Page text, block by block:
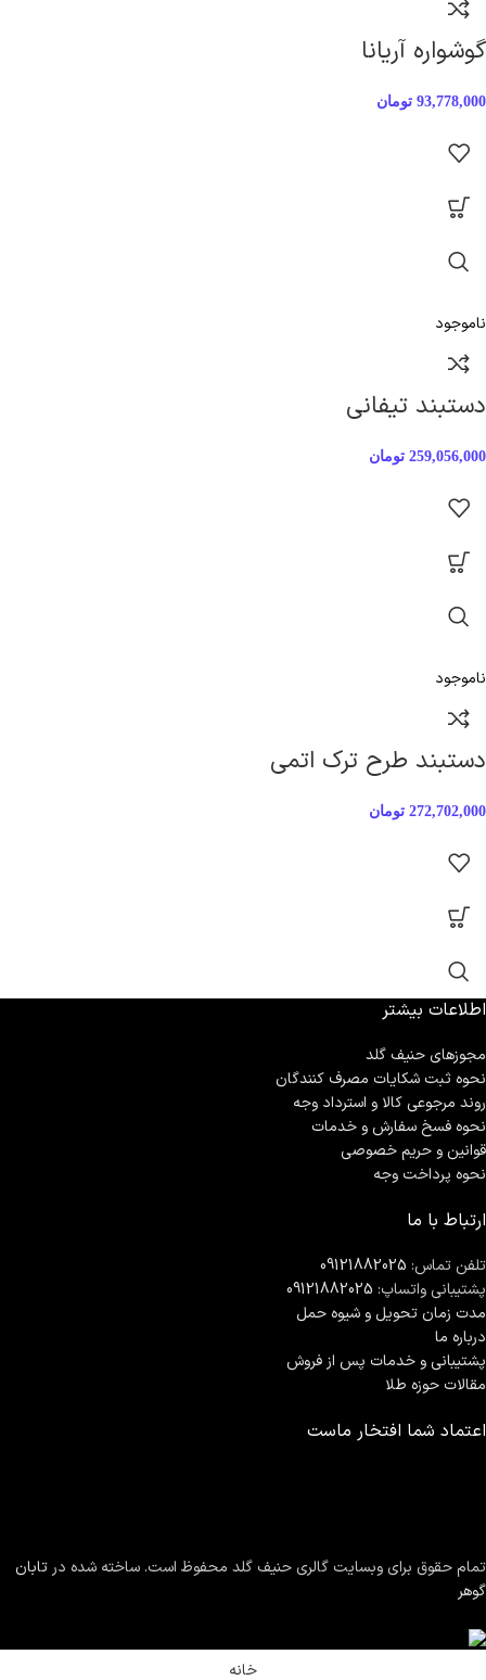
گوشواره آریانا
93,778,000 تومان
ناموجود
دستبند تیفانی
259,056,000 تومان
ناموجود
دستبند طرح ترک اتمی
272,702,000 تومان
اطلاعات بیشتر
مجوزهای حنیف گلد
نحوه ثبت شكايات مصرف كنندگان
روند مرجوعی کالا و استرداد وجه
نحوه فسخ سفارش و خدمات
قوانین و حریم خصوصی
نحوه پرداخت وجه
ارتباط با ما
تلفن تماس: 09121882025
پشتیبانی واتساپ: 09121882025
مدت زمان تحويل و شیوه حمل
درباره ما
پشتیبانی و خدمات پس از فروش
مقالات حوزه طلا
اعتماد شما افتخار ماست
تمام حقوق برای وبسایت گالری حنیف گلد محفوظ است. ساخته شده در تابان
گوهر
خانه